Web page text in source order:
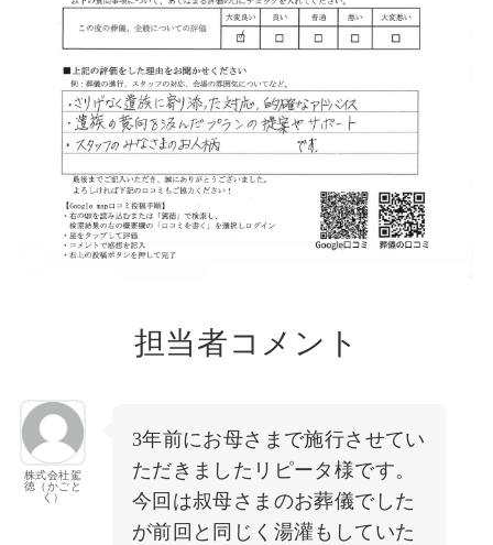
担当者コメント
株式会社駕
徳（かごと
く）
3年前にお母さまで施行させてい
ただきましたリピータ様です。
今回は叔母さまのお葬儀でした
が前回と同じく湯灌もしていた